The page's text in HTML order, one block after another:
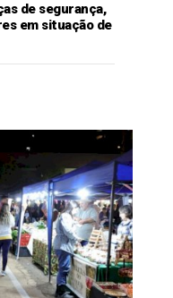
de segurança,
em situação de